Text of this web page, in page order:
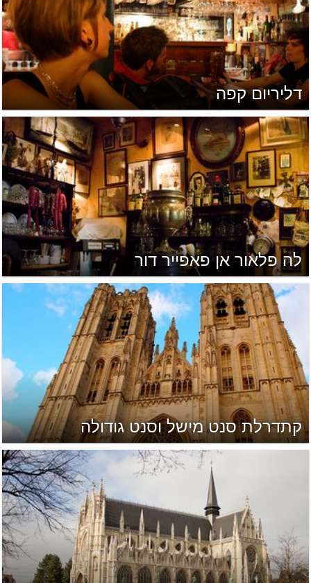
דליריום קפה
לה פלאור אן פאפייר דור
קתדרלת סנט מישל וסנט גודולה